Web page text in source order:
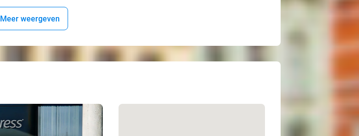
Meer weergeven